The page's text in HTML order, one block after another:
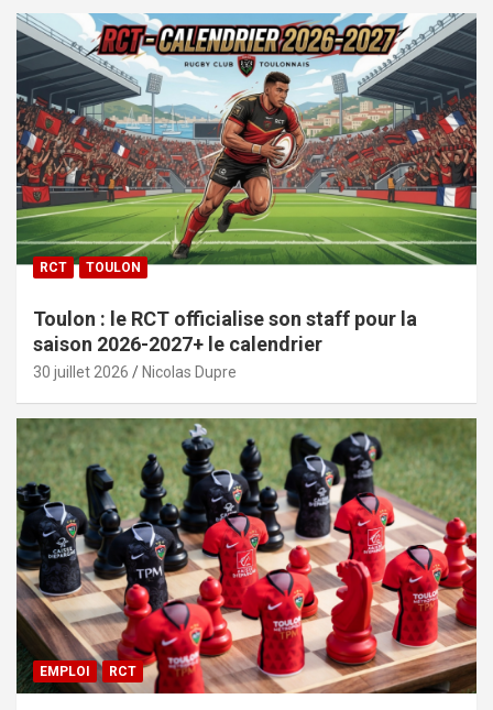
RCT TOULON
Toulon : le RCT officialise son staff pour la
saison 2026-2027+ le calendrier
30 juillet 2026 Nicolas Dupre
EMPLOI RCT